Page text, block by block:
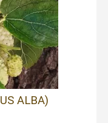
ALBA)